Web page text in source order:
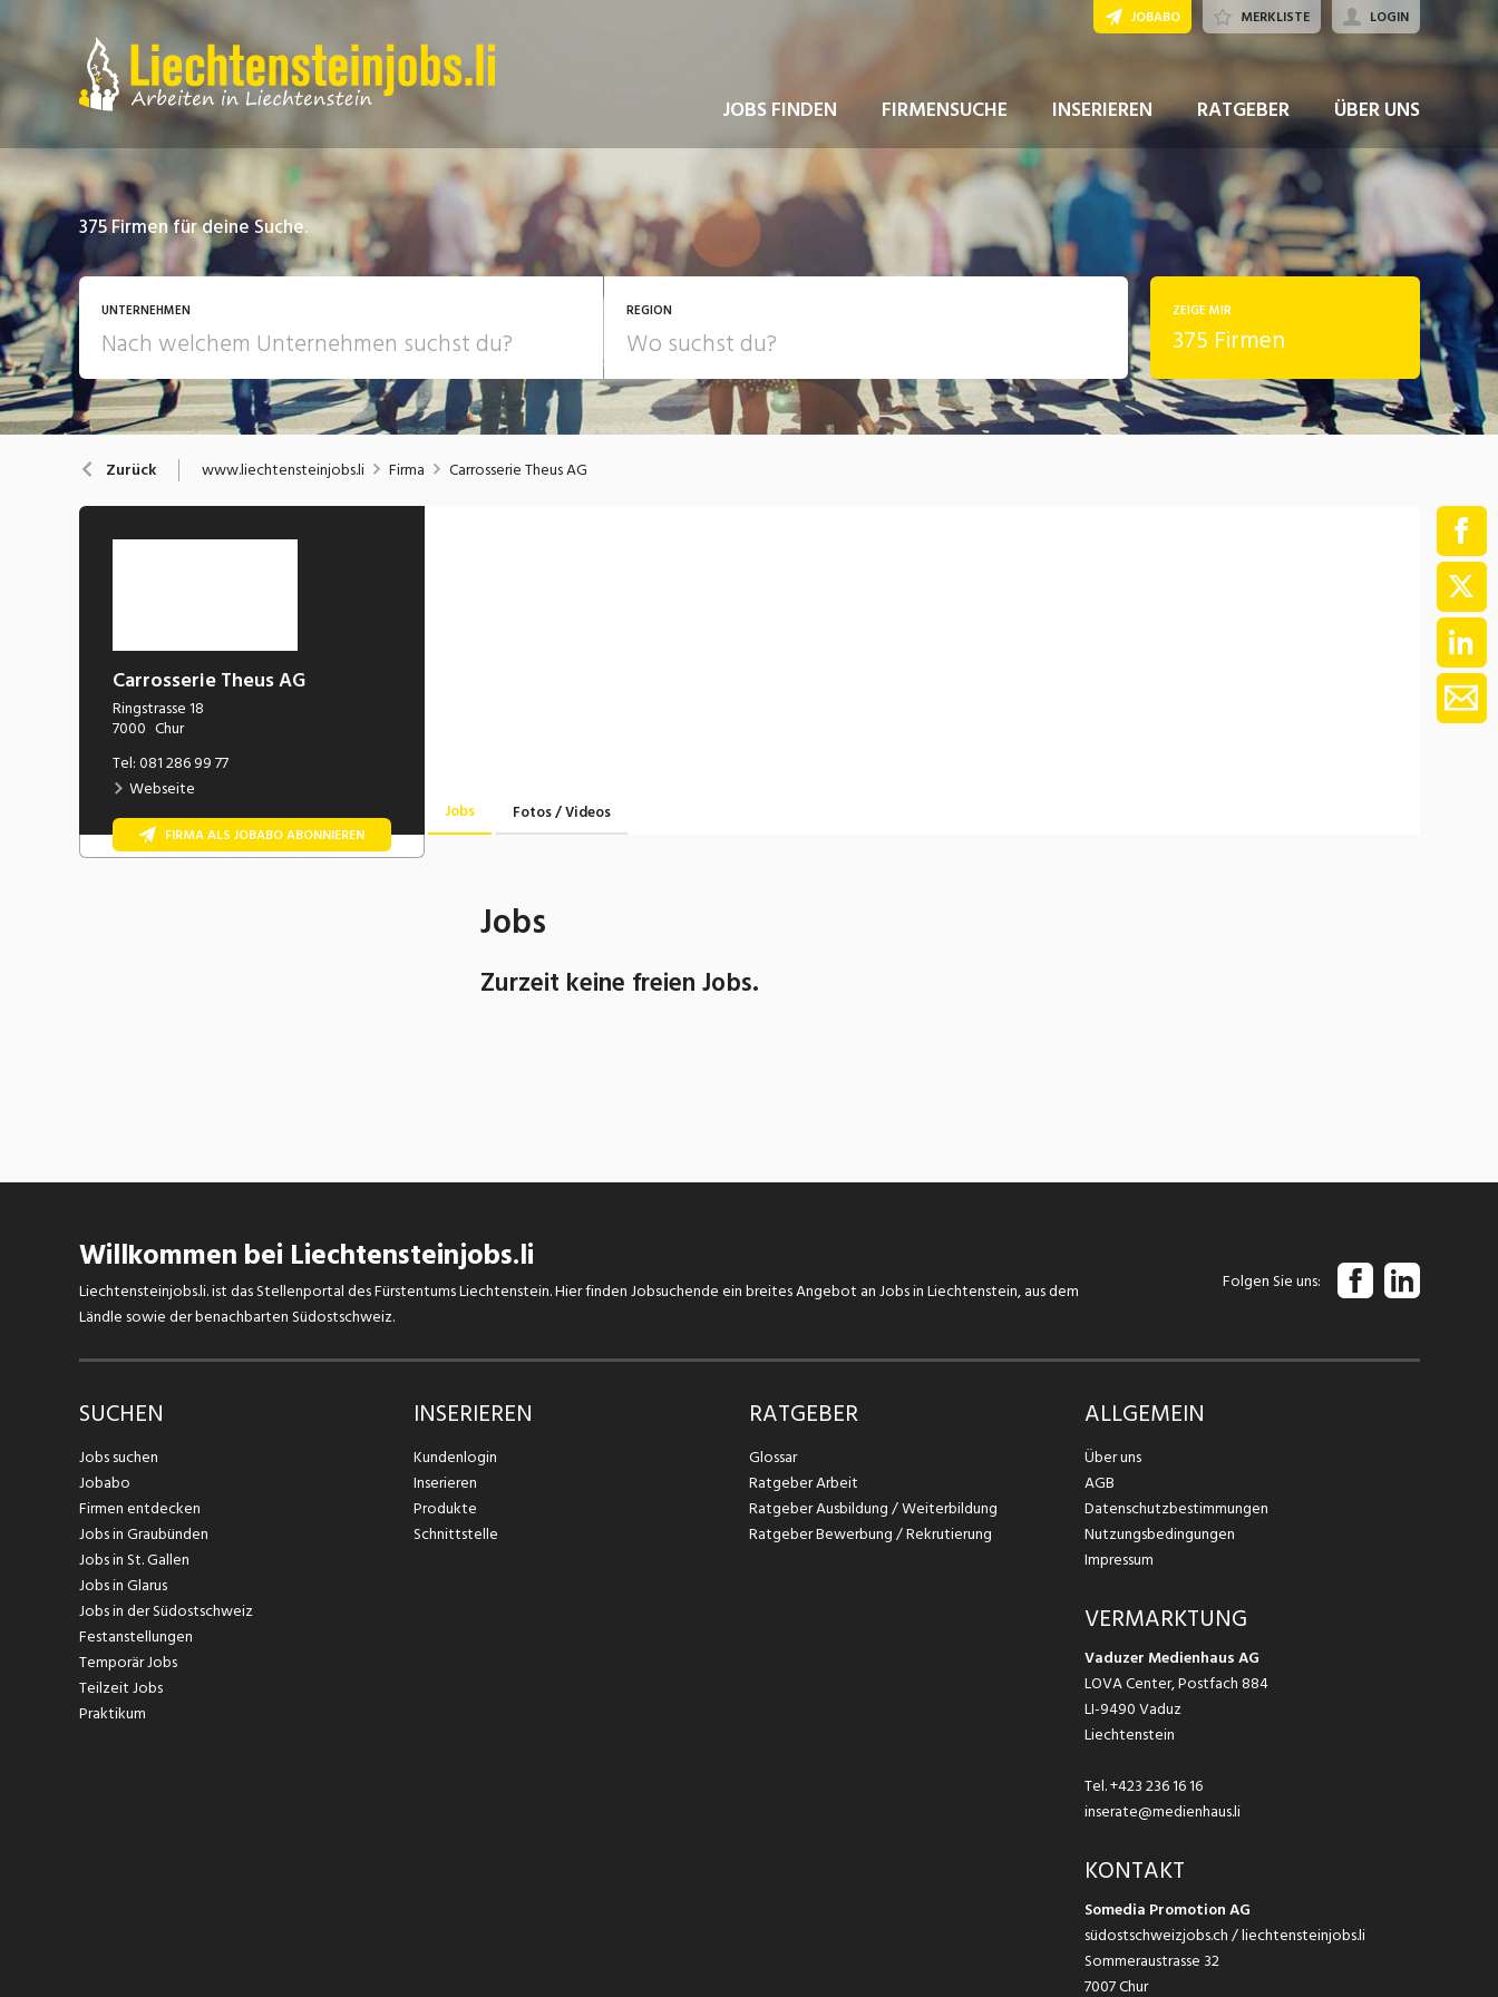
JOBS FINDEN FIRMENSUCHE INSERIEREN RATGEBER ÜBER UNS
JOBABO MERKLISTE LOGIN
375Firmen für deine Suche.
UNTERNEHMEN REGION ZEIGE MIR
375 Firmen
Zurück www.liechtensteinjobs.li Firma Carrosserie Theus AG
Carrosserie Theus AG
Ringstrasse 18
7000 Chur
Tel:081 286 99 77
Webseite
FIRMA ALS JOBABO ABONNIEREN
Jobs Fotos / Videos
Jobs
Zurzeit keine freien Jobs.
Willkommen bei Liechtensteinjobs.li
Liechtensteinjobs.li. ist das Stellenportal des Fürstentums Liechtenstein. Hier finden Jobsuchende ein breites Angebot an Jobs in Liechtenstein, aus dem
Ländle sowie der benachbarten Südostschweiz.
Folgen Sie uns
SUCHEN
Jobs suchen
Jobabo
Firmen entdecken
Jobs in Graubünden
Jobs in St. Gallen
Jobs in Glarus
Jobs in der Südostschweiz
Festanstellungen
Temporär Jobs
Teilzeit Jobs
Praktikum
INSERIEREN
Kundenlogin
Inserieren
Produkte
Schnittstelle
RATGEBER
Glossar
Ratgeber Arbeit
Ratgeber Ausbildung / Weiterbildung
Ratgeber Bewerbung / Rekrutierung
ALLGEMEIN
Über uns
AGB
Datenschutzbestimmungen
Nutzungsbedingungen
Impressum
VERMARKTUNG
Vaduzer Medienhaus AG
LOVA Center, Postfach 884
LI-9490 Vaduz
Liechtenstein
Tel.+423 236 16 16
inserate@medienhaus.li
KONTAKT
Somedia Promotion AG
südostschweizjobs.ch / liechtensteinjobs.li
Sommeraustrasse 32
7007 Chur